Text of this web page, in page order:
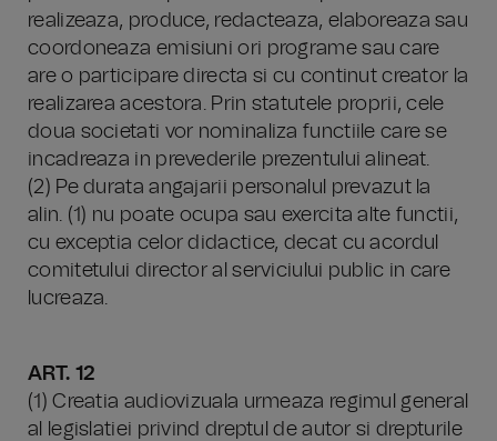
realizeaza, produce, redacteaza, elaboreaza sau
coordoneaza emisiuni ori programe sau care
are o participare directa si cu continut creator la
realizarea acestora. Prin statutele proprii, cele
doua societati vor nominaliza functiile care se
incadreaza in prevederile prezentului alineat.
(2) Pe durata angajarii personalul prevazut la
alin. (1) nu poate ocupa sau exercita alte functii,
cu exceptia celor didactice, decat cu acordul
comitetului director al serviciului public in care
lucreaza.
ART. 12
(1) Creatia audiovizuala urmeaza regimul general
al legislatiei privind dreptul de autor si drepturile